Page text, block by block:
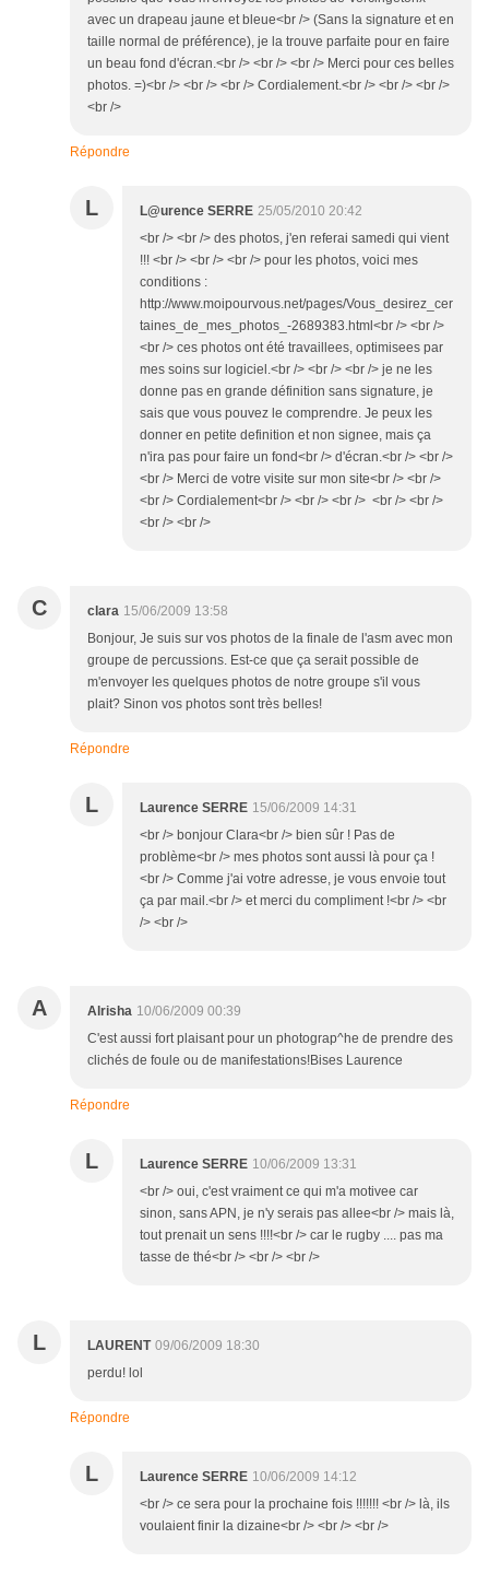
avec un drapeau jaune et bleue<br /> (Sans la signature et en
taille normal de préférence), je la trouve parfaite pour en faire
un beau fond d'écran.<br /> <br /> <br /> Merci pour ces belles
photos. =)<br /> <br /> <br /> Cordialement.<br /> <br /> <br />
<br />
Répondre
L L@urence SERRE 25/05/2010 20:42
<br /> <br /> des photos, j'en referai samedi qui vient
!!! <br /> <br /> <br /> pour les photos, voici mes
conditions :
http://www.moipourvous.net/pages/Vous_desirez_cer
taines_de_mes_photos_-2689383.html<br /> <br />
<br /> ces photos ont été travaillees, optimisees par
mes soins sur logiciel.<br /> <br /> <br /> je ne les
donne pas en grande définition sans signature, je
sais que vous pouvez le comprendre. Je peux les
donner en petite definition et non signee, mais ça
n'ira pas pour faire un fond<br /> d'écran.<br /> <br />
<br /> Merci de votre visite sur mon site<br /> <br />
<br /> Cordialement<br /> <br /> <br /> <br /> <br />
<br /> <br />
C clara 15/06/2009 13:58
Bonjour, Je suis sur vos photos de la finale de l'asm avec mon
groupe de percussions. Est-ce que ça serait possible de
m'envoyer les quelques photos de notre groupe s'il vous
plait? Sinon vos photos sont très belles!
Répondre
L Laurence SERRE 15/06/2009 14:31
<br /> bonjour Clara<br /> bien sûr ! Pas de
problème<br /> mes photos sont aussi là pour ça !
<br /> Comme j'ai votre adresse, je vous envoie tout
ça par mail.<br /> et merci du compliment !<br /> <br
/> <br />
A Alrisha 10/06/2009 00:39
C'est aussi fort plaisant pour un photograp^he de prendre des
clichés de foule ou de manifestations!Bises Laurence
Répondre
L Laurence SERRE 10/06/2009 13:31
<br /> oui, c'est vraiment ce qui m'a motivee car
sinon, sans APN, je n'y serais pas allee<br /> mais là,
tout prenait un sens !!!!<br /> car le rugby .... pas ma
tasse de thé<br /> <br /> <br />
L LAURENT 09/06/2009 18:30
perdu! lol
Répondre
L Laurence SERRE 10/06/2009 14:12
<br /> ce sera pour la prochaine fois !!!!!!! <br /> là, ils
voulaient finir la dizaine<br /> <br /> <br />